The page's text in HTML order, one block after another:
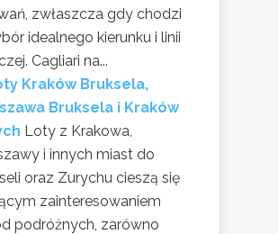
zwłaszcza gdy chodzi
idealnego kierunku i linii
Cagliari na...
Kraków Bruksela,
Bruksela i Kraków
Loty z Krakowa,
i innych miast do
oraz Zurychu cieszą się
zainteresowaniem
podróżnych, zarówno